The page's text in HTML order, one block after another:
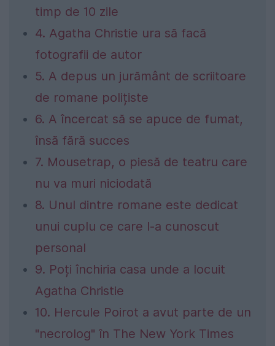
timp de 10 zile
4. Agatha Christie ura să facă
fotografii de autor
5. A depus un jurământ de scriitoare
de romane polițiste
6. A încercat să se apuce de fumat,
însă fără succes
7. Mousetrap, o piesă de teatru care
nu va muri niciodată
8. Unul dintre romane este dedicat
unui cuplu ce care l-a cunoscut
personal
9. Poți închiria casa unde a locuit
Agatha Christie
10. Hercule Poirot a avut parte de un
"necrolog" în The New York Times